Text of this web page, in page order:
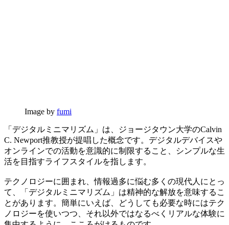
Image by fumi
「デジタルミニマリズム」は、ジョージタウン大学のCalvin
C. Newport推教授が提唱した概念です。デジタルデバイスや
オンラインでの活動を意識的に制限すること、シンプルな生
活を目指すライフスタイルを指します。
テクノロジーに囲まれ、情報過多に悩む多くの現代人にとっ
て、「デジタルミニマリズム」は精神的な解放を意味するこ
とがあります。簡単にいえば、どうしても必要な時にはテク
ノロジーを使いつつ、それ以外ではなるべくリアルな体験に